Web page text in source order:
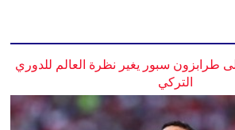
طرابزون سبور يغير نظرة العالم للدوري
التركي